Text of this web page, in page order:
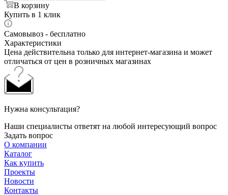
В корзину
Купить в 1 клик
Самовывоз - бесплатно
Характеристики
Цена действительна только для интернет-магазина и может
отличаться от цен в розничных магазинах
Нужна консультация?
Наши специалисты ответят на любой интересующий вопрос
Задать вопрос
О компании
Каталог
Как купить
Проекты
Новости
Контакты